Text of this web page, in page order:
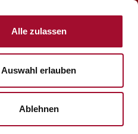
Alle zulassen
Auswahl erlauben
Ablehnen
ÜBER UNS KARRIERE